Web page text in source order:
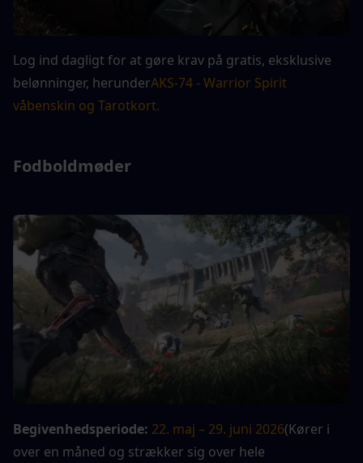
Log ind dagligt for at gøre krav på gratis, eksklusive
belønninger, herunderAKS-74 - Warrior Spirit
våbenskin og Tarotkort.
Fodboldmøder
Begivenhedsperiode: 22. maj – 29. juni 2026(Kører i
over en måned og strækker sig over hele